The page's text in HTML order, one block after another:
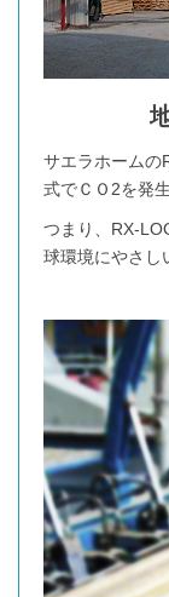
サエラホームの
式でＣＯ2を発
つまり、RX-
球環境にやさし